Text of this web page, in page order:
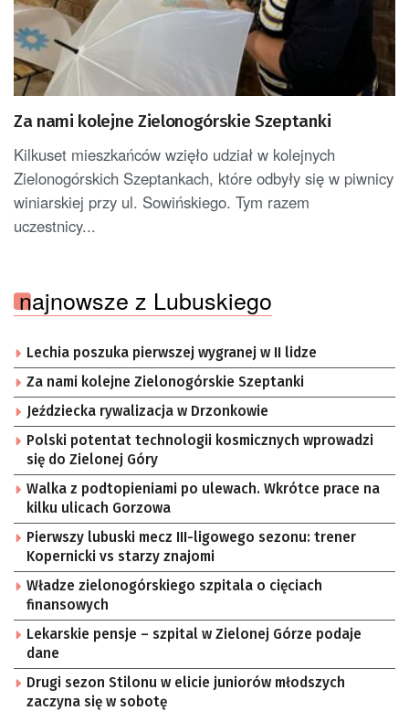
Za nami kolejne Zielonogórskie Szeptanki
Kilkuset mieszkańców wzięło udział w kolejnych
Zielonogórskich Szeptankach, które odbyły się w piwnicy
winiarskiej przy ul. Sowińskiego. Tym razem
uczestnicy...
najnowsze z Lubuskiego
Lechia poszuka pierwszej wygranej w II lidze
Za nami kolejne Zielonogórskie Szeptanki
Jeździecka rywalizacja w Drzonkowie
Polski potentat technologii kosmicznych wprowadzi
się do Zielonej Góry
Walka z podtopieniami po ulewach. Wkrótce prace na
kilku ulicach Gorzowa
Pierwszy lubuski mecz III-ligowego sezonu: trener
Kopernicki vs starzy znajomi
Władze zielonogórskiego szpitala o cięciach
finansowych
Lekarskie pensje – szpital w Zielonej Górze podaje
dane
Drugi sezon Stilonu w elicie juniorów młodszych
zaczyna się w sobotę